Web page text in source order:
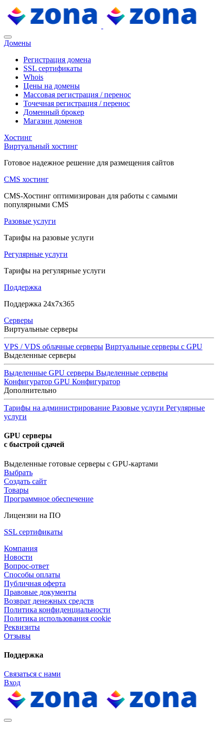
Домены
Регистрация домена
SSL сертификаты
Whois
Цены на домены
Массовая регистрация / перенос
Точечная регистрация / перенос
Доменный брокер
Магазин доменов
Хостинг
Виртуальный хостинг
Готовое надежное решение для размещения сайтов
CMS хостинг
CMS-Хостинг оптимизирован для работы с самыми
популярными CMS
Разовые услуги
Тарифы на разовые услуги
Регулярные услуги
Тарифы на регулярные услуги
Поддержка
Поддержка 24x7x365
Серверы
Виртуальные серверы
VPS / VDS облачные серверы Виртуальные серверы с GPU
Выделенные серверы
Выделенные GPU серверы Выделенные серверы
Конфигуратор GPU Конфигуратор
Дополнительно
Тарифы на администрирование Разовые услуги Регулярные
услуги
GPU серверы
с быстрой сдачей
Выделенные готовые серверы с GPU-картами
Выбрать
Создать сайт
Товары
Программное обеспечение
Лицензии на ПО
SSL сертификаты
Компания
Новости
Вопрос-ответ
Способы оплаты
Публичная оферта
Правовые документы
Возврат денежных средств
Политика конфиденциальности
Политика использования cookie
Реквизиты
Отзывы
Поддержка
Связаться с нами
Вход